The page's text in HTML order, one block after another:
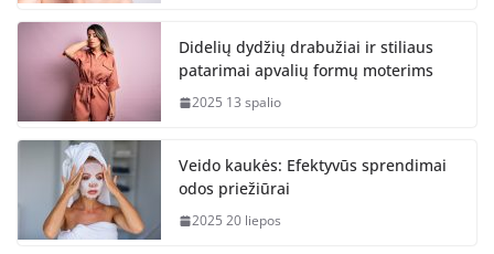
Didelių dydžių drabužiai ir stiliaus
patarimai apvalių formų moterims
2025 13 spalio
Veido kaukės: Efektyvūs sprendimai
odos priežiūrai
2025 20 liepos